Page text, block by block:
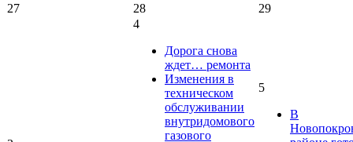
27
28 29
4
Дорога снова
ждет… ремонта
Изменения в
техническом
обслуживании
внутридомового
газового
5
В